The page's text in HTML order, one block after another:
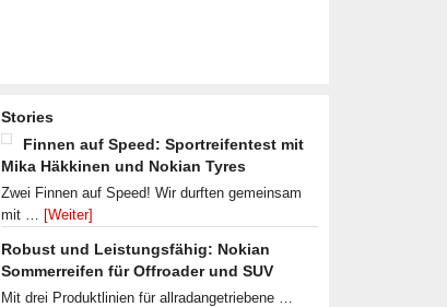
Stories
Finnen auf Speed: Sportreifentest mit
Mika Häkkinen und Nokian Tyres
Zwei Finnen auf Speed! Wir durften gemeinsam
mit … [Weiter]
Robust und Leistungsfähig: Nokian
Sommerreifen für Offroader und SUV
Mit drei Produktlinien für allradangetriebene …